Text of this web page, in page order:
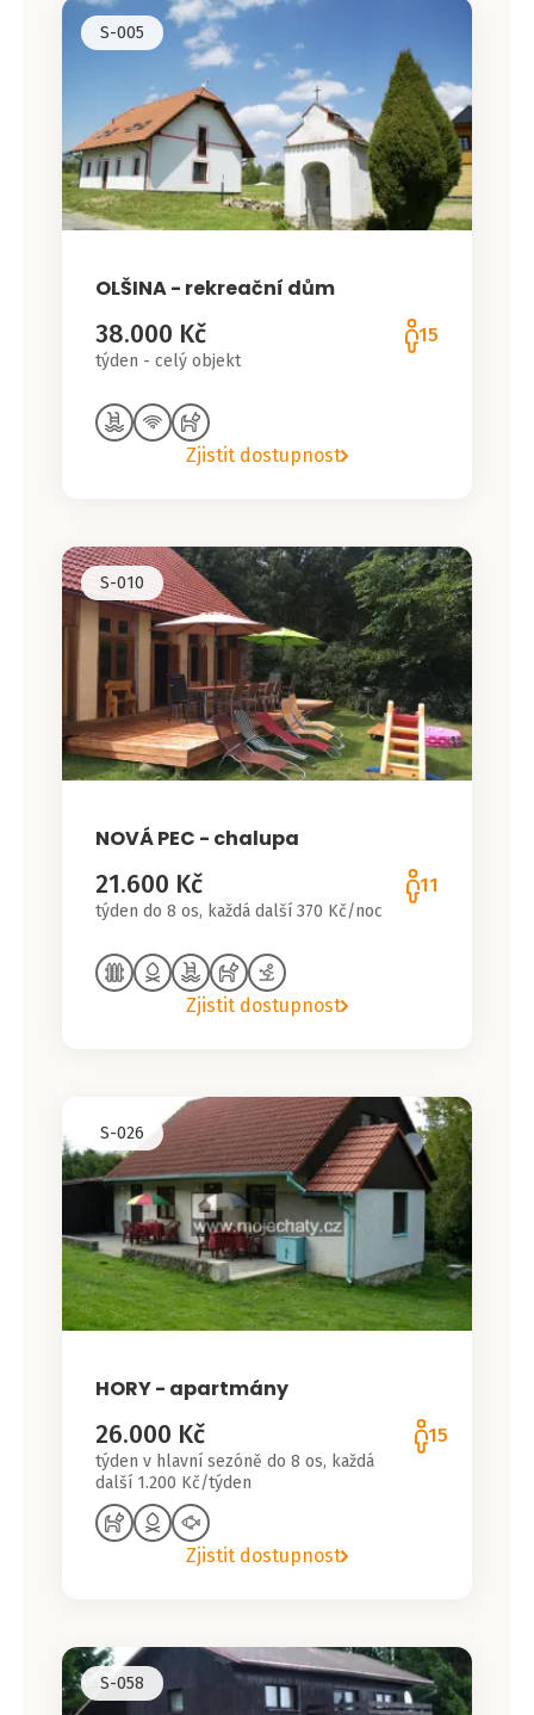
S-005
OLŠINA - rekreační dům
38.000 Kč
týden - celý objekt
15
Zjistit dostupnost
S-010
NOVÁ PEC - chalupa
21.600 Kč
týden do 8 os, každá další 370 Kč/noc
11
Zjistit dostupnost
S-026
HORY - apartmány
26.000 Kč
týden v hlavní sezóně do 8 os, každá
další 1.200 Kč/týden
15
Zjistit dostupnost
S-058